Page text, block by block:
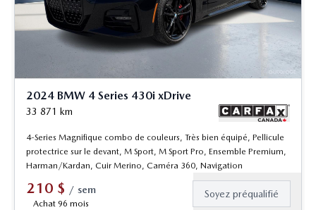
2024 BMW 4 Series 430i xDrive
33 871 km
4-Series Magnifique combo de couleurs, Très bien équipé, Pellicule
protectrice sur le devant, M Sport, M Sport Pro, Ensemble Premium,
Harman/Kardan, Cuir Merino, Caméra 360, Navigation
210 $ / sem
Achat 96 mois
Soyez préqualifié